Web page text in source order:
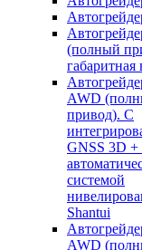
(полный
габаритная
AWD
привод). С
GNSS 3D +
системой
Shantui
AWD